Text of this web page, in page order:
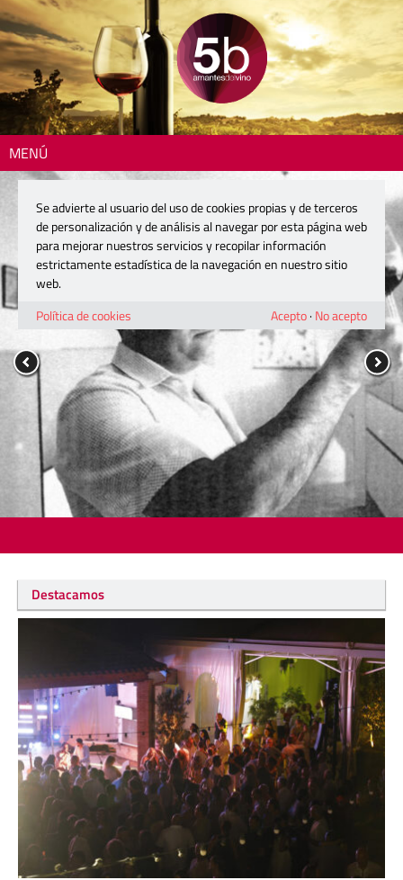
MENÚ
Destacamos
Se advierte al usuario del uso de cookies propias y de terceros
de personalización y de análisis al navegar por esta página web
para mejorar nuestros servicios y recopilar información
estrictamente estadística de la navegación en nuestro sitio
web.
Política de cookies
Acepto· No acepto